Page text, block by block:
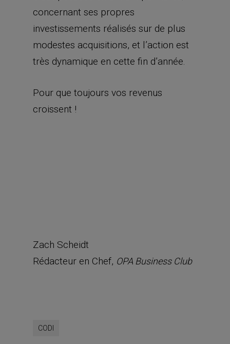
concernant ses propres
investissements réalisés sur de plus
modestes acquisitions, et l’action est
très dynamique en cette fin d’année.
Pour que toujours vos revenus
croissent !
CODI